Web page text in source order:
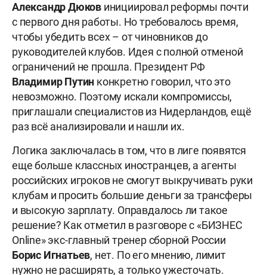
Александр Дюков инициировал реформы почти
с первого дня работы. Но требовалось время,
чтобы убедить всех – от чиновников до
руководителей клубов. Идея с полной отменой
ограничений не прошла. Президент РФ
Владимир Путин конкретно говорил, что это
невозможно. Поэтому искали компромиссы,
приглашали специалистов из Нидерландов, ещё
раз всё анализировали и нашли их.
Логика заключалась в том, что в лиге появятся
еще больше классных иностранцев, а агенты
российских игроков не смогут выкручивать руки
клубам и просить большие деньги за трансферы
и высокую зарплату. Оправдалось ли такое
решение? Как отметил в разговоре с «БИЗНЕС
Online» экс-главный тренер сборной России
Борис Игнатьев, нет. По его мнению, лимит
нужно не расширять, а только ужесточать.